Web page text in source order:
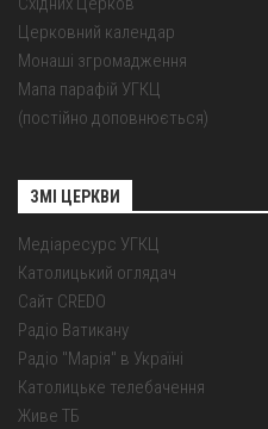
Церковний календар
Монаші згромадження
Мапа парафій УГКЦ
(постійно доповнюється)
ЗМІ ЦЕРКВИ
Медіаресурс УГКЦ
Католицький оглядач
Сайт CREDO
Радіо Ватикану
Радіо "Марія" в Україні
Католицьке телебачення
Живе ТБ